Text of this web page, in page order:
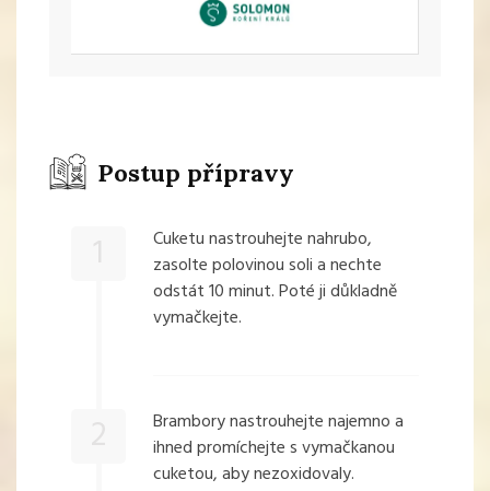
Postup přípravy
Cuketu nastrouhejte nahrubo,
zasolte polovinou soli a nechte
odstát 10 minut. Poté ji důkladně
vymačkejte.
Brambory nastrouhejte najemno a
ihned promíchejte s vymačkanou
cuketou, aby nezoxidovaly.